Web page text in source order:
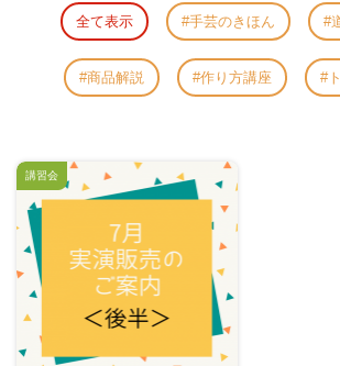
全て表示 手芸のきほん
商品解説 作り方講座
講習会